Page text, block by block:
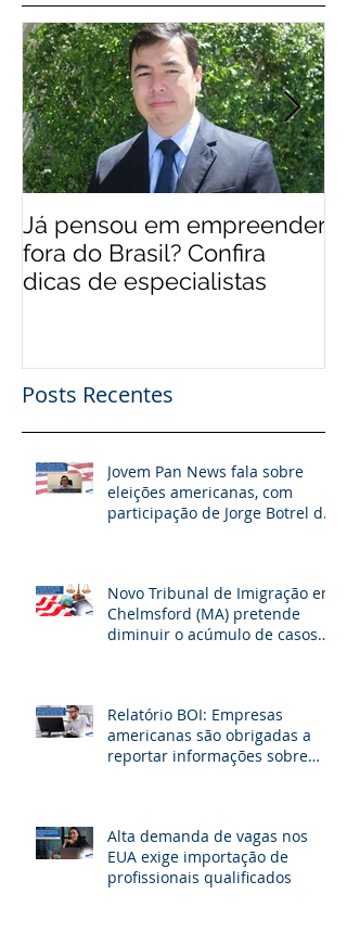
Já pensou em empreender
fora do Brasil? Confira
dicas de especialistas
Posts Recentes
Jovem Pan News fala sobre
eleições americanas, com
participação de Jorge Botrel da
Novo Tribunal de Imigração em
Chelmsford (MA) pretende
diminuir o acúmulo de casos
Relatório BOI: Empresas
americanas são obrigadas a
reportar informações sobre
Alta demanda de vagas nos
EUA exige importação de
profissionais qualificados